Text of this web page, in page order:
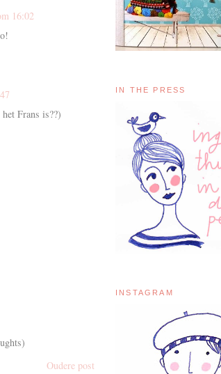
16:02
Frans is??)
Oudere post
IN THE PRESS
INSTAGRAM